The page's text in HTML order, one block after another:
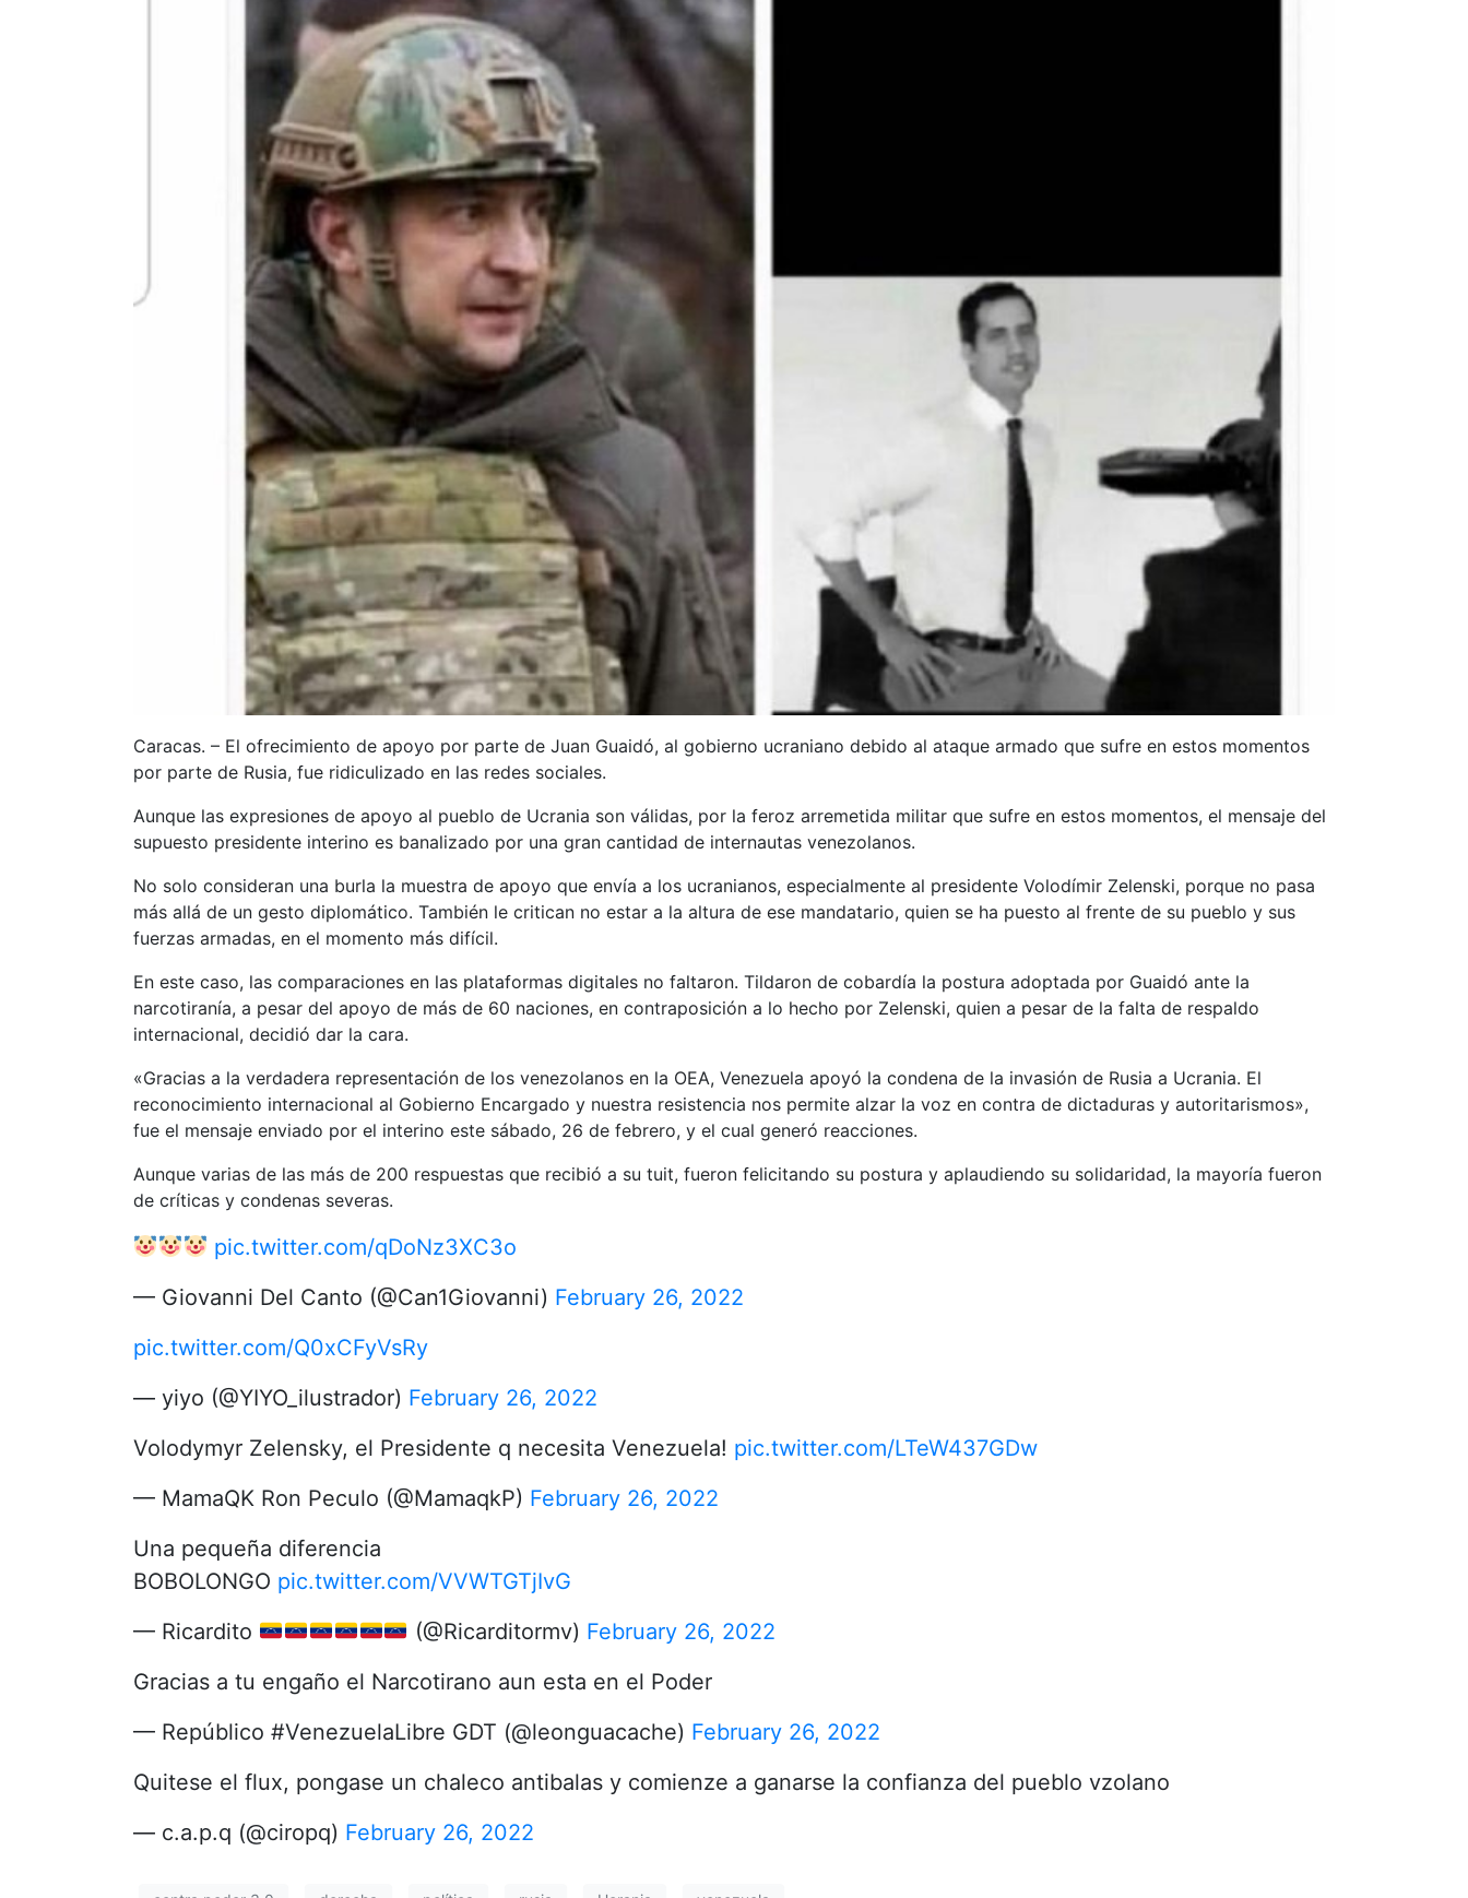
Caracas. – El ofrecimiento de apoyo por parte de Juan Guaidó, al gobierno ucraniano debido al ataque armado que sufre en estos momentos
por parte de Rusia, fue ridiculizado en las redes sociales.
Aunque las expresiones de apoyo al pueblo de Ucrania son válidas, por la feroz arremetida militar que sufre en estos momentos, el mensaje del
supuesto presidente interino es banalizado por una gran cantidad de internautas venezolanos.
No solo consideran una burla la muestra de apoyo que envía a los ucranianos, especialmente al presidente Volodímir Zelenski, porque no pasa
más allá de un gesto diplomático. También le critican no estar a la altura de ese mandatario, quien se ha puesto al frente de su pueblo y sus
fuerzas armadas, en el momento más difícil.
En este caso, las comparaciones en las plataformas digitales no faltaron. Tildaron de cobardía la postura adoptada por Guaidó ante la
narcotiranía, a pesar del apoyo de más de 60 naciones, en contraposición a lo hecho por Zelenski, quien a pesar de la falta de respaldo
internacional, decidió dar la cara.
«Gracias a la verdadera representación de los venezolanos en la OEA, Venezuela apoyó la condena de la invasión de Rusia a Ucrania. El
reconocimiento internacional al Gobierno Encargado y nuestra resistencia nos permite alzar la voz en contra de dictaduras y autoritarismos»,
fue el mensaje enviado por el interino este sábado, 26 de febrero, y el cual generó reacciones.
Aunque varias de las más de 200 respuestas que recibió a su tuit, fueron felicitando su postura y aplaudiendo su solidaridad, la mayoría fueron
de críticas y condenas severas.
pic.twitter.com/qDoNz3XC3o
— Giovanni Del Canto (@Can1Giovanni) February 26, 2022
pic.twitter.com/Q0xCFyVsRy
— yiyo (@YIYO_ilustrador) February 26, 2022
Volodymyr Zelensky, el Presidente q necesita Venezuela! pic.twitter.com/LTeW437GDw
— MamaQK Ron Peculo (@MamaqkP) February 26, 2022
Una pequeña diferencia
BOBOLONGO pic.twitter.com/VVWTGTjIvG
— Ricardito
(@Ricarditormv) February 26, 2022
Gracias a tu engaño el Narcotirano aun esta en el Poder
— Repúblico #VenezuelaLibre GDT (@leonguacache) February 26, 2022
Quitese el flux, pongase un chaleco antibalas y comienze a ganarse la confianza del pueblo vzolano
— c.a.p.q (@ciropq) February 26, 2022